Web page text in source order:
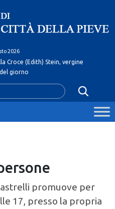
2026
Croce (Edith) Stein, vergine
giorno
promuove per
17, presso la propria